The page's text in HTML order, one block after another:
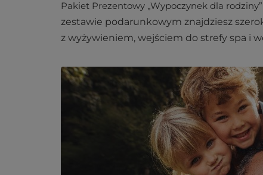
Pakiet Prezentowy „Wypoczynek dla
zestawie podarunkowym znajdziesz
z wyżywieniem, wejściem do strefy spa i